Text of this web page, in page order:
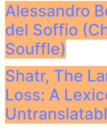
Alessandro
del Soffio
Souffle)
Shatr, The
Loss: A